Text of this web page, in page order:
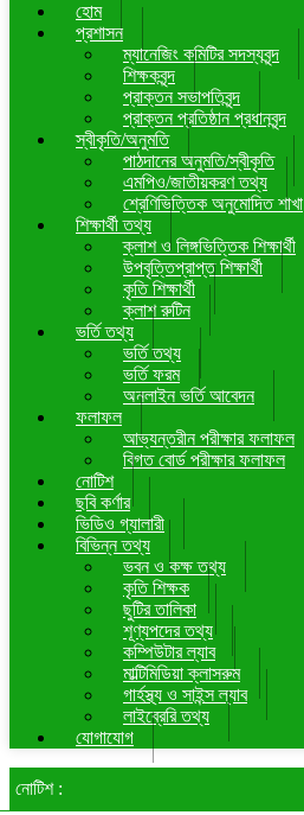
হোম
প্রশাসন
ম্যানেজিং কমিটির সদস্যবৃন্দ
শিক্ষকবৃন্দ
প্রাক্তন সভাপতিবৃন্দ
প্রাক্তন প্রতিষ্ঠান প্রধানবৃন্দ
স্বীকৃতি/অনুমতি
পাঠদানের অনুমতি/স্বীকৃতি
এমপিও/জাতীয়করণ তথ্য
শ্রেণিভিত্তিক অনুমোদিত শাখা
শিক্ষার্থী তথ্য
ক্লাশ ও লিঙ্গভিত্তিক শিক্ষার্থী
উপবৃত্তিপ্রাপ্ত শিক্ষার্থী
কৃতি শিক্ষার্থী
ক্লাশ রুটিন
ভর্তি তথ্য
ভর্তি তথ্য
ভর্তি ফরম
অনলাইন ভর্তি আবেদন
ফলাফল
আভ্যন্তরীন পরীক্ষার ফলাফল
বিগত বোর্ড পরীক্ষার ফলাফল
নোটিশ
ছবি কর্ণার
ভিডিও গ্যালারী
বিভিন্ন তথ্য
ভবন ও কক্ষ তথ্য
কৃতি শিক্ষক
ছুটির তালিকা
শূণ্যপদের তথ্য
কম্পিউটার ল্যাব
মাল্টিমিডিয়া ক্লাসরুম
গার্হস্থ্য ও সাইন্স ল্যাব
লাইব্রেরি তথ্য
যোগাযোগ
নোটিশ :